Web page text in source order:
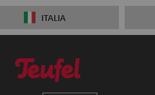
ITALIA